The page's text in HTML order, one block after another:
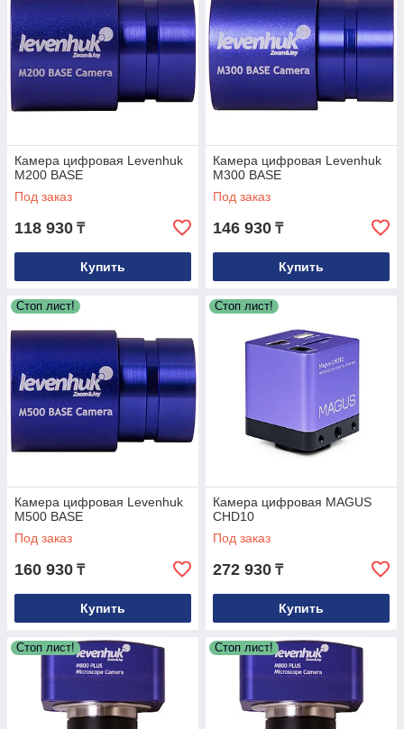
Камера цифровая Levenhuk
M200 BASE
Под заказ
118 930 ₸
Купить
Камера цифровая Levenhuk
M300 BASE
Под заказ
146 930 ₸
Купить
Стоп лист!
Камера цифровая Levenhuk
M500 BASE
Под заказ
160 930 ₸
Купить
Стоп лист!
Камера цифровая MAGUS
CHD10
Под заказ
272 930 ₸
Купить
Стоп лист! Стоп лист!